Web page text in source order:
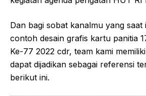
Dan bagi sobat kanalmu yang saat
contoh desain grafis kartu panitia
Ke-77 2022 cdr, team kami
dapat dijadikan sebagai referensi
berikut ini.